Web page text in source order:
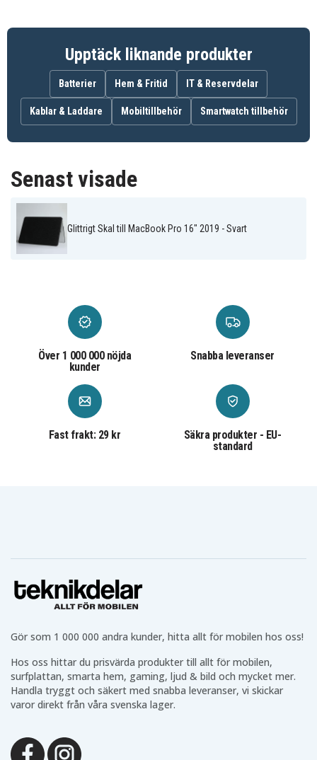
Färg Svart
Konstläder
Upptäck liknande produkter
Batterier Hem & Fritid IT & Reservdelar
Kablar & Laddare Mobiltillbehör Smartwatch tillbehör
Senast visade
Glittrigt Skal till MacBook Pro 16" 2019 - Svart
Över 1 000 000 nöjda
kunder
Snabba leveranser
Fast frakt: 29 kr
Säkra produkter - EU-
standard
Gör som 1 000 000 andra kunder, hitta allt för mobilen hos oss!
Hos oss hittar du prisvärda produkter till allt för mobilen,
surfplattan, smarta hem, gaming, ljud & bild och mycket mer.
Handla tryggt och säkert med snabba leveranser, vi skickar
varor direkt från våra svenska lager.